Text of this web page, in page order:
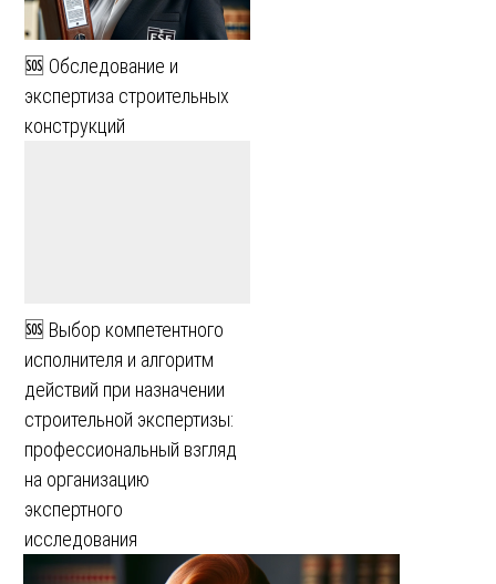
🆘 Обследование и
экспертиза строительных
конструкций
🆘 Выбор компетентного
исполнителя и алгоритм
действий при назначении
строительной экспертизы:
профессиональный взгляд
на организацию
экспертного
исследования